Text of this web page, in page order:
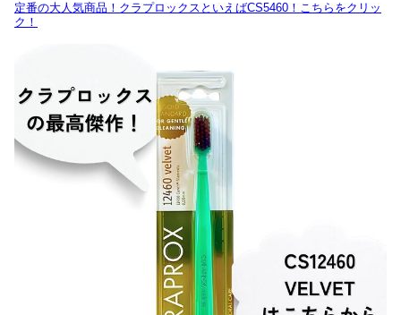
定番の大人気商品！クラプロックスといえばCS5460！こちらをクリッ
ク！